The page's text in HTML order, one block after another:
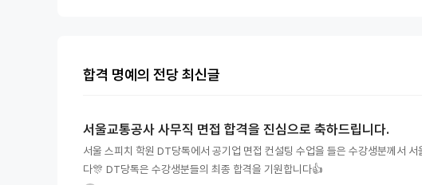
합격 명예의 전당 최신글
서울교통공사 사무직 면접 합격을 진심으로 축하드립니다.
서울 스피치 학원 DT당톡에서 공기업 면접 컨설팅 수업을 들은 수강생분께서
다🎊 DT당톡은 수강생분들의 최종 합격을 기원합니다👍